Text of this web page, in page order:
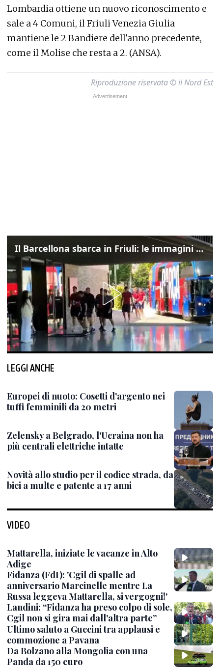
Lombardia ottiene un nuovo riconoscimento e
sale a 4 Comuni, il Friuli Venezia Giulia
mantiene le 2 Bandiere dell'anno precedente,
come il Molise che resta a 2. (ANSA).
Riproduzione riservata © il Nord Est
Il Barcellona sbarca in Friuli: le immagini dell'arrivo in albergo
LEGGI ANCHE
Europei di nuoto: Cosetti d'argento nei
tuffi femminili da 20 metri
Zelensky a Belgrado, l'Ucraina non ha
più centrali elettriche intatte
Novità allo studio per il codice strada, da
bici a multe e patente a 17 anni
VIDEO
Mattarella, iniziate le vacanze in Alto
Adige
Fidanza (FdI): 'Cgil di spalle ad
anniversario Marcinelle mentre La
Russa leggeva Mattarella, si vergogni!'
Landini: “Fidanza ha preso colpo di sole,
Cgil non si gira mai dall'altra parte”
Ultimo saluto a Guccini tra applausi e
commozione a Pavana
Da Bolzano alla Mongolia con una
Panda da 150 euro